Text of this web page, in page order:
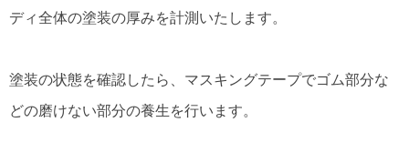
ディ全体の塗装の厚みを計測いたします。
塗装の状態を確認したら、マスキングテープでゴム部分な
どの磨けない部分の養生を行います。